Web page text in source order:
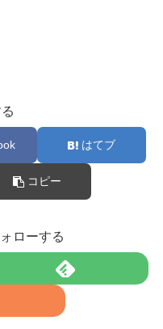
はてブ
コピー
ローする